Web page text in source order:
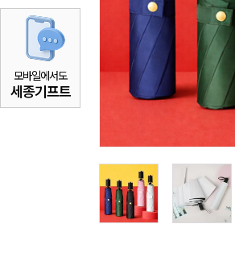
모바일에서도
세종기프트